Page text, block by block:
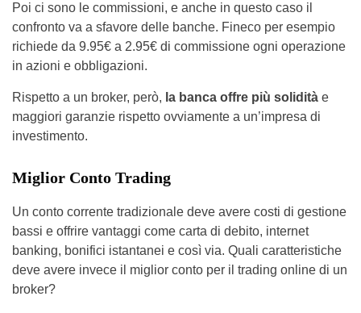
Poi ci sono le commissioni, e anche in questo caso il
confronto va a sfavore delle banche. Fineco per esempio
richiede da 9.95€ a 2.95€ di commissione ogni operazione
in azioni e obbligazioni.
Rispetto a un broker, però, la banca offre più solidità e
maggiori garanzie rispetto ovviamente a un’impresa di
investimento.
Miglior Conto Trading
Un conto corrente tradizionale deve avere costi di gestione
bassi e offrire vantaggi come carta di debito, internet
banking, bonifici istantanei e così via. Quali caratteristiche
deve avere invece il miglior conto per il trading online di un
broker?